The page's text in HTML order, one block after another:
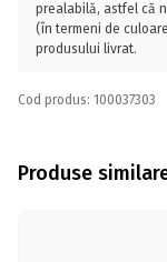
prealabilă, astfel că
(în termeni de
produsului livrat.
Cod produs: 100037303
Produse